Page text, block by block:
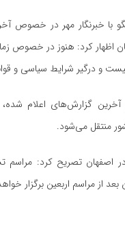
با خبرنگار مهر در خصوص
اظهار کرد: هنوز در خصوص
و درگیر شرایط سیاسی و
گزارش‌های اعلام شده،
منتقل می‌شود.
در اصفهان تصریح کرد: مراسم
از مراسم اربعین برگزار